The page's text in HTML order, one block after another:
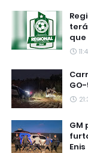
que
GM
Enis